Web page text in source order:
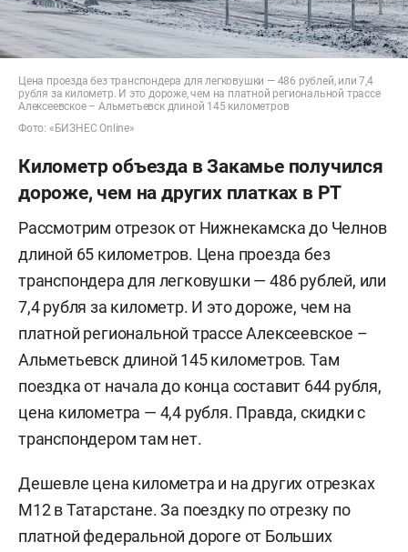
Цена проезда без транспондера для легковушки — 486 рублей, или 7,4
рубля за километр. И это дороже, чем на платной региональной трассе
Алексеевское – Альметьевск длиной 145 километров
Фото: «БИЗНЕС Online»
Километр объезда в Закамье получился
дороже, чем на других платках в РТ
Рассмотрим отрезок от Нижнекамска до Челнов
длиной 65 километров. Цена проезда без
транспондера для легковушки — 486 рублей, или
7,4 рубля за километр. И это дороже, чем на
платной региональной трассе Алексеевское –
Альметьевск длиной 145 километров. Там
поездка от начала до конца составит 644 рубля,
цена километра — 4,4 рубля. Правда, скидки с
транспондером там нет.
Дешевле цена километра и на других отрезках
М12 в Татарстане. За поездку по отрезку по
платной федеральной дороге от Больших